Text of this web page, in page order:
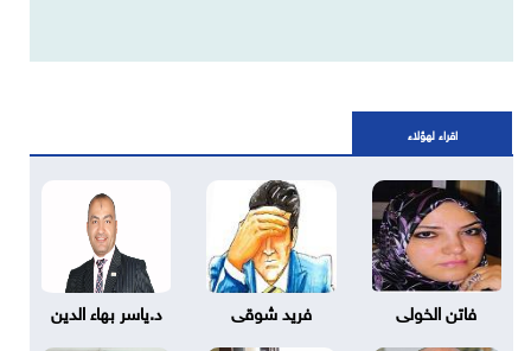
اقراء لهؤلاء
فاتن الخولى فريد شوقى د.ياسر بهاء الدين